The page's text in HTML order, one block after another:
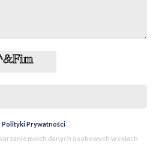
Polityki Prywatności.
moich danych osobowych w celach